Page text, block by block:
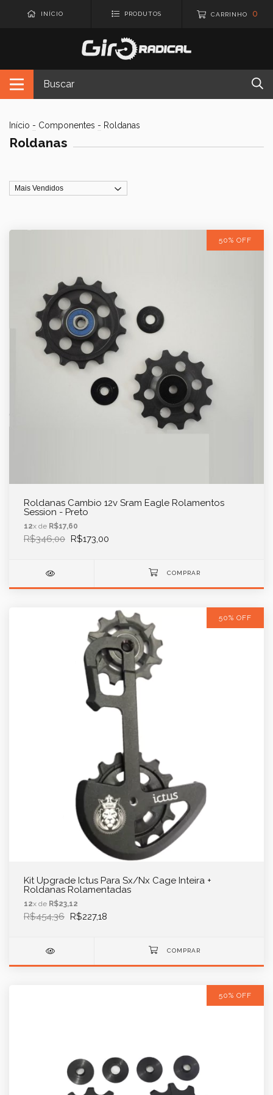
INÍCIO PRODUTOS CARRINHO 0
Início - Componentes - Roldanas
Roldanas
50% OFF
Roldanas Cambio 12v Sram Eagle Rolamentos
Session - Preto
12x de R$17,60
R$346,00 R$173,00
50% OFF
Kit Upgrade Ictus Para Sx/Nx Cage Inteira +
Roldanas Rolamentadas
12x de R$23,12
R$454,36 R$227,18
50% OFF